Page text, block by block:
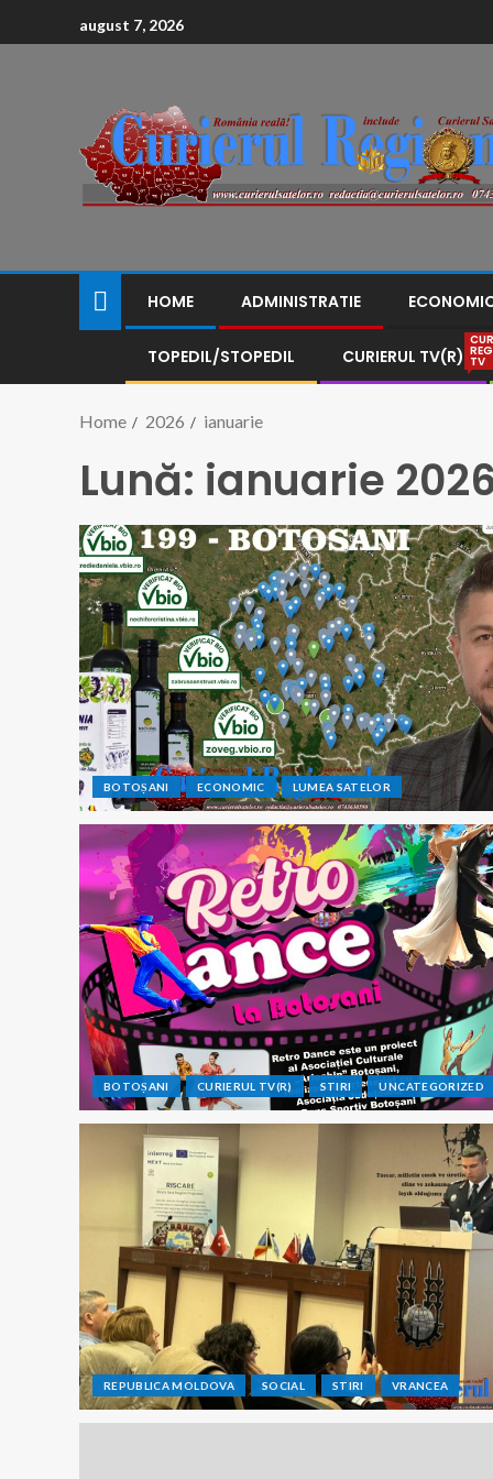
august 7, 2026
HOME ADMINISTRATIE
TOPEDIL/STOPEDIL CURIERUL TV(R) TV
Home 2026 ianuarie
Lună: ianuarie
BOTOȘANI ECONOMIC LUMEA SATELOR
BOTOȘANI CURIERUL TV(R) STIRI UNCATEGORIZED
REPUBLICA MOLDOVA SOCIAL STIRI VRANCEA